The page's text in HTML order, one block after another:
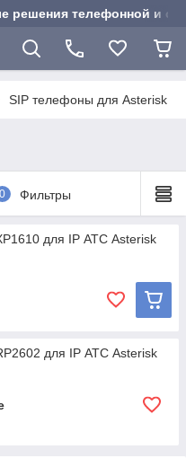
решения телефонной и
SIP телефоны для Asterisk
0 Фильтры
для IP АТС Asterisk
для IP АТС Asterisk